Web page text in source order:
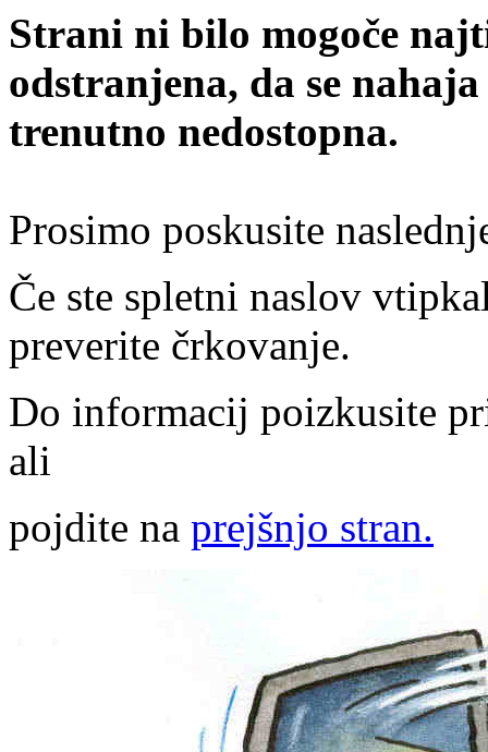
Strani ni bilo mogoče
odstranjena, da se
trenutno nedostopna.
Prosimo poskusite
Če ste spletni naslov
preverite črkovanje.
Do informacij poizkusite
ali
pojdite na prejšnjo stran.